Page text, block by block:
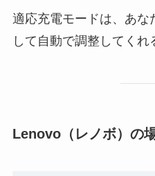
適応充電モードは、あな
して自動で調整してくれ
Lenovo（レノボ）の